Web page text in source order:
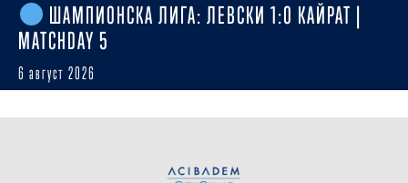
ШАМПИОНСКА ЛИГА: ЛЕВСКИ 1:0 КАЙРАТ |
MATCHDAY 5
6 август 2026